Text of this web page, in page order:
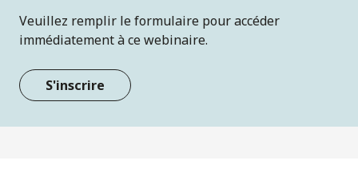
Veuillez remplir le formulaire pour accéder
immédiatement à ce webinaire.
S'inscrire